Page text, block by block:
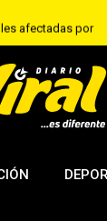
afectadas por
cambio de